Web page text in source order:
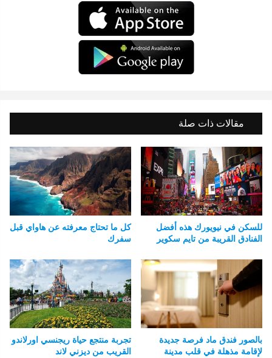
مقالات ذات صلة
كل ما تحتاج معرفته عن هاواي قبل
سفرك
للسكن في نيويورك هذه أفضل
الفنادق القريبة من تايم سكوير
تجربة منتجع حياة ريجنسي اورلاندو
القريب من ديزني لاند
بالصور فندق ماد فرصة جديدة
لإقامة مذهلة في قلب مدينة